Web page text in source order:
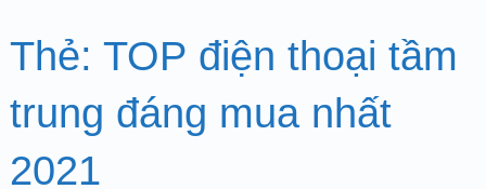
Thẻ: TOP điện thoại tầm
trung đáng mua nhất
2021